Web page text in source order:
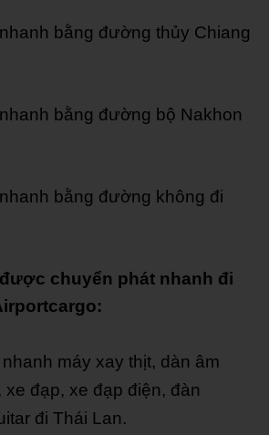
bằng đường thủy Chiang
bằng đường bộ Nakhon
bằng đường không đi
chuyển phát nhanh đi
máy xay thịt, dàn âm
xe đạp, xe đạp điện, đàn
đi Thái Lan.